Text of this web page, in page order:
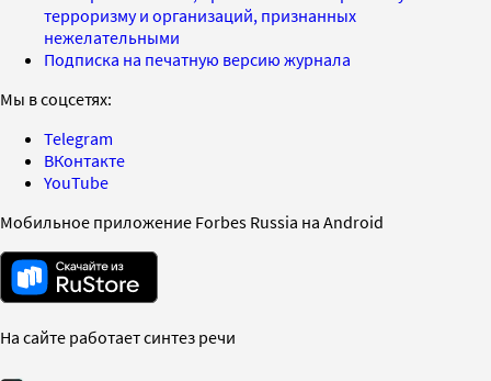
терроризму и организаций, признанных
нежелательными
Подписка на печатную версию журнала
Мы в соцсетях:
Telegram
ВКонтакте
YouTube
Мобильное приложение Forbes Russia на Android
На сайте работает синтез речи